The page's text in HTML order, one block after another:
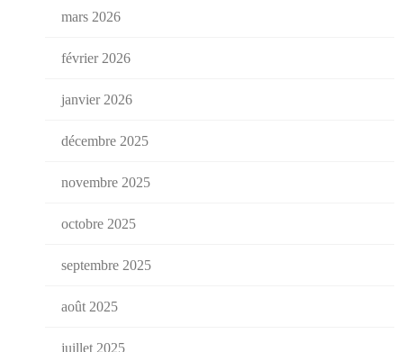
mars 2026
février 2026
janvier 2026
décembre 2025
novembre 2025
octobre 2025
septembre 2025
août 2025
juillet 2025